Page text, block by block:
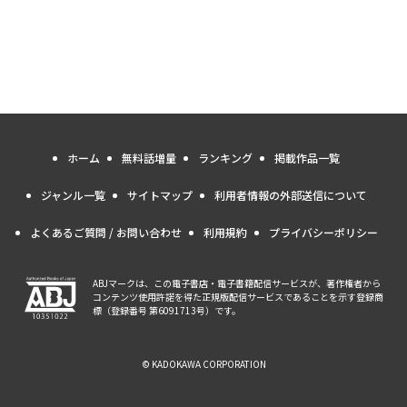
ホーム 無料話増量 ランキング 掲載作品一覧
ジャンル一覧 サイトマップ 利用者情報の外部送信について
よくあるご質問 / お問い合わせ 利用規約 プライバシーポリシー
ABJマークは、この電子書店・電子書籍配信サービスが、著作権者から
コンテンツ使用許諾を得た正規版配信サービスであることを示す登録商
標（登録番号 第6091713号）です。
© KADOKAWA CORPORATION